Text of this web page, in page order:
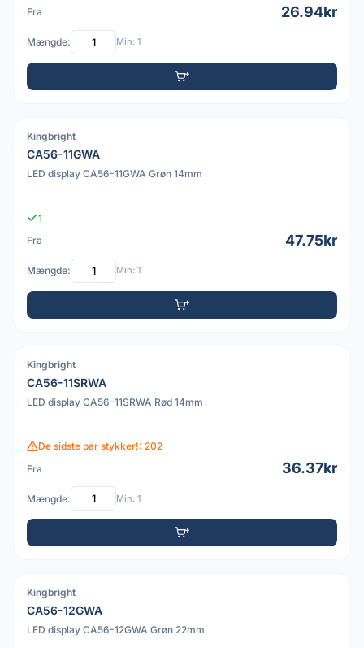
Fra
26.94kr
Mængde: Min: 1
PDF
Kingbright
CA56-11GWA
LED display CA56-11GWA Grøn 14mm
1
Fra
47.75kr
Mængde: Min: 1
PDF
Kingbright
CA56-11SRWA
LED display CA56-11SRWA Rød 14mm
De sidste par stykker!: 202
Fra
36.37kr
Mængde: Min: 1
PDF
Kingbright
CA56-12GWA
LED display CA56-12GWA Grøn 22mm